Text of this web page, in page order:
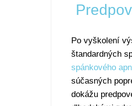
Po vyškolení
štandardných
spánkového
súčasných
dokážu